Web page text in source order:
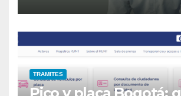
TRAMITES